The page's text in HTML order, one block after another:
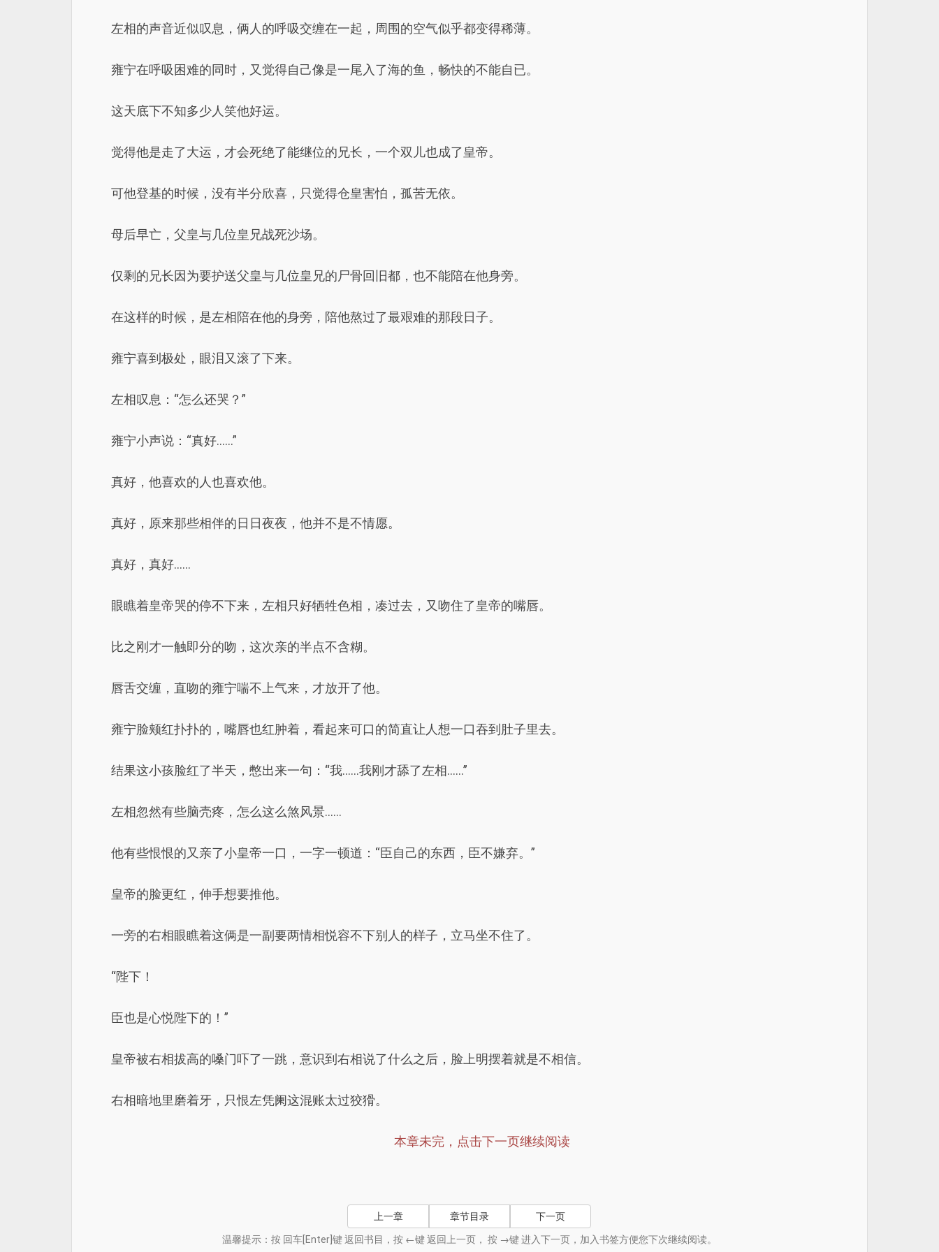
左相的声音近似叹息，俩人的呼吸交缠在一起，周围的空气似乎都变得稀薄。
雍宁在呼吸困难的同时，又觉得自己像是一尾入了海的鱼，畅快的不能自已。
这天底下不知多少人笑他好运。
觉得他是走了大运，才会死绝了能继位的兄长，一个双儿也成了皇帝。
可他登基的时候，没有半分欣喜，只觉得仓皇害怕，孤苦无依。
母后早亡，父皇与几位皇兄战死沙场。
仅剩的兄长因为要护送父皇与几位皇兄的尸骨回旧都，也不能陪在他身旁。
在这样的时候，是左相陪在他的身旁，陪他熬过了最艰难的那段日子。
雍宁喜到极处，眼泪又滚了下来。
左相叹息：“怎么还哭？”
雍宁小声说：“真好……”
真好，他喜欢的人也喜欢他。
真好，原来那些相伴的日日夜夜，他并不是不情愿。
真好，真好……
眼瞧着皇帝哭的停不下来，左相只好牺牲色相，凑过去，又吻住了皇帝的嘴唇。
比之刚才一触即分的吻，这次亲的半点不含糊。
唇舌交缠，直吻的雍宁喘不上气来，才放开了他。
雍宁脸颊红扑扑的，嘴唇也红肿着，看起来可口的简直让人想一口吞到肚子里去。
结果这小孩脸红了半天，憋出来一句：“我……我刚才舔了左相……”
左相忽然有些脑壳疼，怎么这么煞风景……
他有些恨恨的又亲了小皇帝一口，一字一顿道：“臣自己的东西，臣不嫌弃。”
皇帝的脸更红，伸手想要推他。
一旁的右相眼瞧着这俩是一副要两情相悦容不下别人的样子，立马坐不住了。
“陛下！
臣也是心悦陛下的！”
皇帝被右相拔高的嗓门吓了一跳，意识到右相说了什么之后，脸上明摆着就是不相信。
右相暗地里磨着牙，只恨左凭阑这混账太过狡猾。
本章未完，点击下一页继续阅读
上一章 章节目录 下一页
温馨提示：按 回车[Enter]键 返回书目，按 ←键 返回上一页， 按 →键 进入下一页，加入书签方便您下次继续阅读。